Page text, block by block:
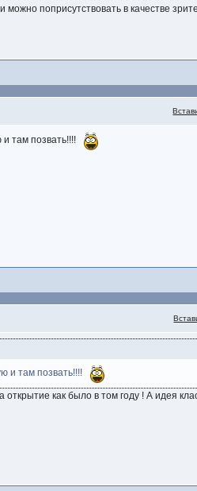
можно поприсутствовать в качестве
там позвать!!!!
и там позвать!!!!
как было в том году ! А идея